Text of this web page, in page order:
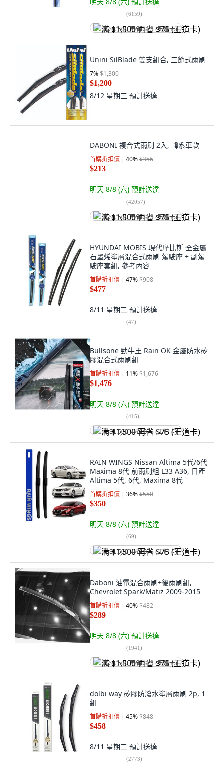
(6159)
满 $1,500 再省 $75 (王道卡)
Unini SilBlade 雙支組合, 三節式雨刷
7%$1,300
$1,200
8/12 星期三 預計送達
DABONI 複合式雨刷 2入, 韓系車款
首購折扣價 40%$356
$213
明天 8/8 (六) 預計送達
(42057)
满 $1,500 再省 $75 (王道卡)
HYUNDAI MOBIS 現代摩比斯 全金屬
石墨烯塗層混合式雨刷 駕駛座 + 副駕
駛座套組, 參考內容
首購折扣價 47%$908
$477
8/11 星期二 預計送達
(47)
Bullsone 勁牛王 Rain OK 金屬防水矽
膠混合式雨刷組
首購折扣價 11%$1,676
$1,476
明天 8/8 (六) 預計送達
(415)
满 $1,500 再省 $75 (王道卡)
RAIN WINGS Nissan Altima 5代/6代
Maxima 8代 前雨刷組 L33 A36, 日產
Altima 5代, 6代, Maxima 8代
首購折扣價 36%$550
$350
明天 8/8 (六) 預計送達
(69)
满 $1,500 再省 $75 (王道卡)
Daboni 油電混合雨刷+後雨刷組,
Chevrolet Spark/Matiz 2009-2015
首購折扣價 40%$482
$289
明天 8/8 (六) 預計送達
(1941)
满 $1,500 再省 $75 (王道卡)
dolbi way 矽膠防潑水塗層雨刷 2p, 1
組
首購折扣價 45%$848
$458
8/11 星期二 預計送達
(2773)